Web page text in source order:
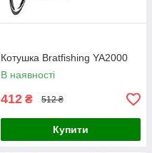
Котушка Bratfishing YA2000
В наявності
412 ₴ 512 ₴
Купити